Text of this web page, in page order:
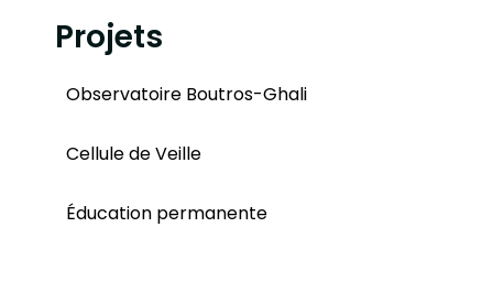
Projets
Observatoire Boutros-Ghali
Cellule de Veille
Éducation permanente